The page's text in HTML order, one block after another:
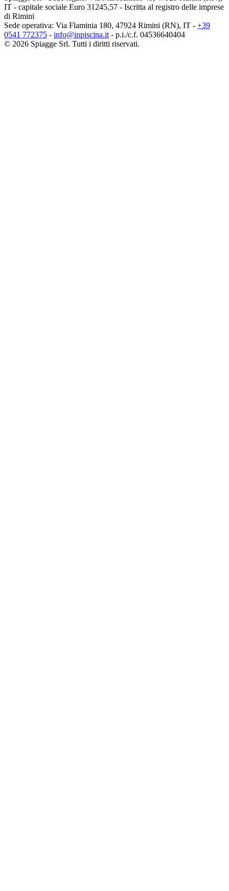
IT - capitale sociale Euro 31245,57 - Iscritta al registro delle imprese
di Rimini
Sede operativa: Via Flaminia 180, 47924 Rimini (RN), IT - +39
0541 772375 - info@inpiscina.it - p.i./c.f. 04536640404
© 2026 Spiagge Srl. Tutti i diritti riservati.